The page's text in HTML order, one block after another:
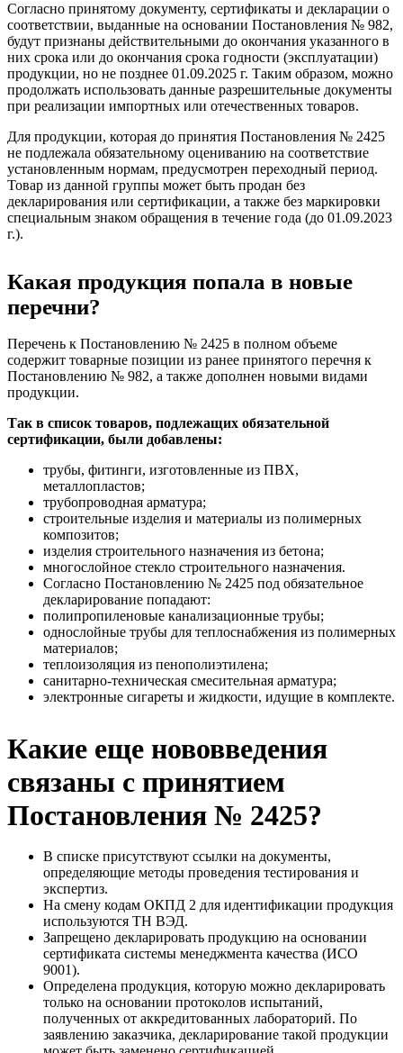
Согласно принятому документу, сертификаты и декларации о
соответствии, выданные на основании Постановления № 982,
будут признаны действительными до окончания указанного в
них срока или до окончания срока годности (эксплуатации)
продукции, но не позднее 01.09.2025 г. Таким образом, можно
продолжать использовать данные разрешительные документы
при реализации импортных или отечественных товаров.
Для продукции, которая до принятия Постановления № 2425
не подлежала обязательному оцениванию на соответствие
установленным нормам, предусмотрен переходный период.
Товар из данной группы может быть продан без
декларирования или сертификации, а также без маркировки
специальным знаком обращения в течение года (до 01.09.2023
г.).
Какая продукция попала в новые
перечни?
Перечень к Постановлению № 2425 в полном объеме
содержит товарные позиции из ранее принятого перечня к
Постановлению № 982, а также дополнен новыми видами
продукции.
Так в список товаров, подлежащих обязательной
сертификации, были добавлены:
трубы, фитинги, изготовленные из ПВХ,
металлопластов;
трубопроводная арматура;
строительные изделия и материалы из полимерных
композитов;
изделия строительного назначения из бетона;
многослойное стекло строительного назначения.
Согласно Постановлению № 2425 под обязательное
декларирование попадают:
полипропиленовые канализационные трубы;
однослойные трубы для теплоснабжения из полимерных
материалов;
теплоизоляция из пенополиэтилена;
санитарно-техническая смесительная арматура;
электронные сигареты и жидкости, идущие в комплекте.
Какие еще нововведения
связаны с принятием
Постановления № 2425?
В списке присутствуют ссылки на документы,
определяющие методы проведения тестирования и
экспертиз.
На смену кодам ОКПД 2 для идентификации продукция
используются ТН ВЭД.
Запрещено декларировать продукцию на основании
сертификата системы менеджмента качества (ИСО
9001).
Определена продукция, которую можно декларировать
только на основании протоколов испытаний,
полученных от аккредитованных лабораторий. По
заявлению заказчика, декларирование такой продукции